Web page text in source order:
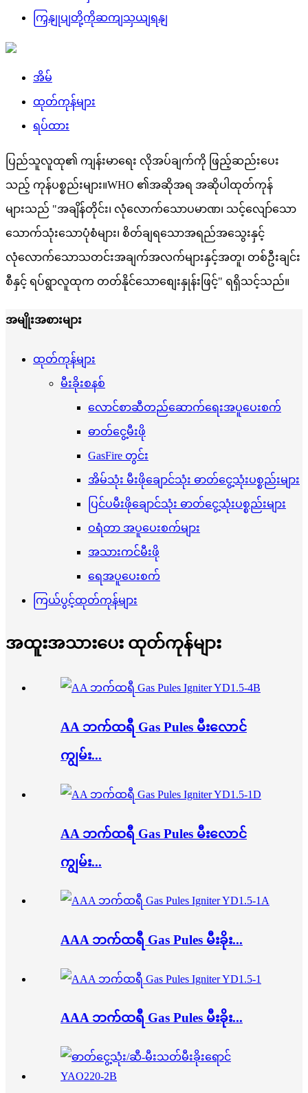
ကြှနျုပျတို့ကိုဆကျသှယျရနျ
အိမ်
ထုတ်ကုန်များ
ရပ်ထား
ပြည်သူလူထု၏ ကျန်းမာရေး လိုအပ်ချက်ကို ဖြည့်ဆည်းပေး
သည့် ကုန်ပစ္စည်းများ။WHO ၏အဆိုအရ အဆိုပါထုတ်ကုန်
များသည် "အချိန်တိုင်း၊ လုံလောက်သောပမာဏ၊ သင့်လျော်သော
သောက်သုံးသောပုံစံများ၊ စိတ်ချရသောအရည်အသွေးနှင့်
လုံလောက်သောသတင်းအချက်အလက်များနှင့်အတူ၊ တစ်ဦးချင်း
စီနှင့် ရပ်ရွာလူထုက တတ်နိုင်သောစျေးနှုန်းဖြင့်" ရရှိသင့်သည်။
အမျိုးအစားများ
ထုတ်ကုန်များ
မီးခိုးစနစ်
လောင်စာဆီတည်ဆောက်ရေးအပူပေးစက်
ဓာတ်ငွေ့မီးဖို
GasFire တွင်း
အိမ်သုံး မီးဖိုချောင်သုံး ဓာတ်ငွေ့သုံးပစ္စည်းများ
ပြင်ပမီးဖိုချောင်သုံး ဓာတ်ငွေ့သုံးပစ္စည်းများ
ဝရံတာ အပူပေးစက်များ
အသားကင်မီးဖို
ရေအပူပေးစက်
ကြယ်ပွင့်ထုတ်ကုန်များ
အထူးအသားပေး ထုတ်ကုန်များ
AA ဘက်ထရီ Gas Pules မီးလောင်
ကျွမ်း...
AA ဘက်ထရီ Gas Pules မီးလောင်
ကျွမ်း...
AAA ဘက်ထရီ Gas Pules မီးခိုး...
AAA ဘက်ထရီ Gas Pules မီးခိုး...